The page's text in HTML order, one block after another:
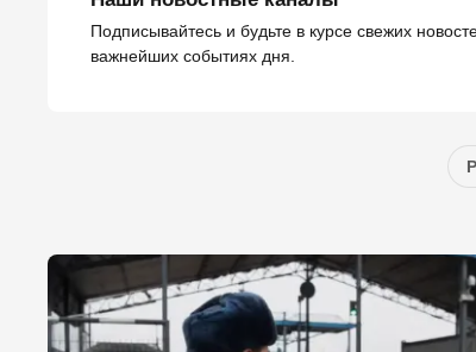
Подписывайтесь и будьте в курсе свежих
важнейших событиях дня.